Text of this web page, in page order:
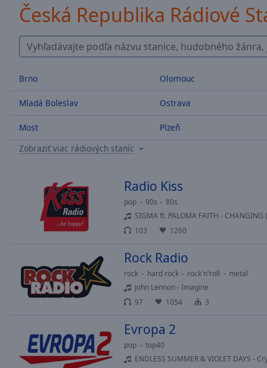
Duration-:-
TypeLIVE
Seek to
live,
behind
Remaining
Chapters
Descriptions
selected
Subtitles
Česká Republika Rádiové
Brno
Mladá Boleslav
Most
Olomouc
Ostrava
Plzeň
Zobraziť viac rádiových staníc
Radio Kiss
pop 90s
80s
SIGMA ft. PALOMA FAITH - CHANGING
103
1260
Rock Radio
rock hard rock rock'n'roll
metal
John Lennon - Imagine
97
1054 3
Evropa 2
pop
top40
ENDLESS SUMMER & VIOLET DAYS -